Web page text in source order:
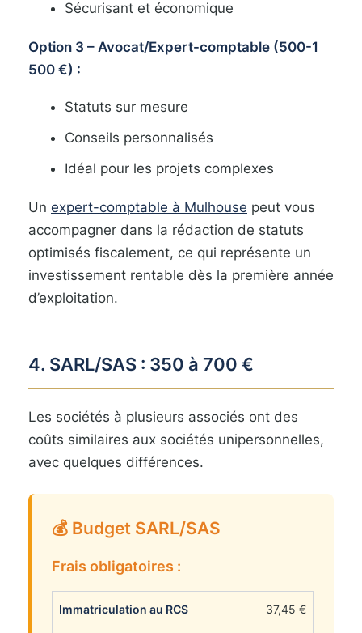
Sécurisant et économique
Option 3 – Avocat/Expert-comptable (500-1
500 €) :
Statuts sur mesure
Conseils personnalisés
Idéal pour les projets complexes
Un expert-comptable à Mulhouse peut vous
accompagner dans la rédaction de statuts
optimisés fiscalement, ce qui représente un
investissement rentable dès la première année
d’exploitation.
4. SARL/SAS : 350 à 700 €
Les sociétés à plusieurs associés ont des
coûts similaires aux sociétés unipersonnelles,
avec quelques différences.
💰 Budget SARL/SAS
Frais obligatoires :
Immatriculation au RCS 37,45 €